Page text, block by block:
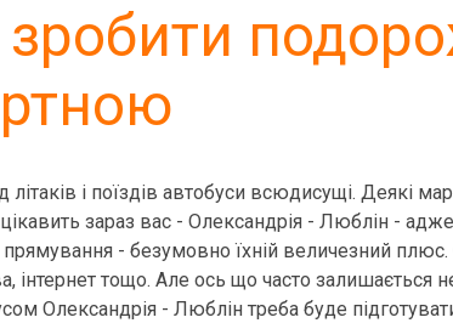
зробити
і поїздів автобуси всюдисущі. Деякі
зараз вас - Олександрія - Люблін -
прямування - безумовно їхній величезний плюс.
інтернет тощо. Але ось що часто залишається
Олександрія - Люблін треба буде